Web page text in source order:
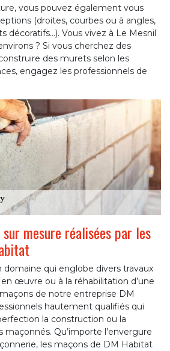
vous pouvez également vous
(droites, courbes ou à angles,
décoratifs…). Vous vivez à Le Mesnil
? Si vous cherchez des
des murets selon les
engagez les professionnels de
mesure réalisées par les
domaine qui englobe divers travaux
œuvre ou à la réhabilitation d’une
de notre entreprise DM
hautement qualifiés qui
la construction ou la
maçonnés. Qu’importe l’envergure
les maçons de DM Habitat